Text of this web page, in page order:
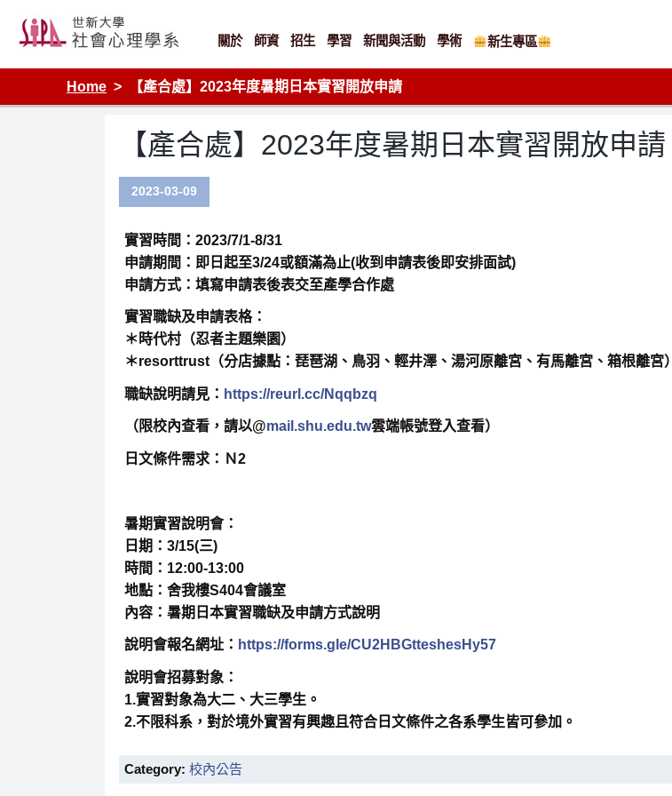
content
關於 師資 招生 學習 新聞與活動 學術 新生專區
Home 【產合處】2023年度暑期日本實習開放申請
【產合處】2023年度暑期日本實習開放申請
2023-03-09
實習時間：2023/7/1-8/31
申請期間：即日起至3/24或額滿為止(收到申請表後即安排面試)
申請方式：填寫申請表後表交至產學合作處
實習職缺及申請表格：
＊時代村（忍者主題樂園）
＊resorttrust（分店據點：琵琶湖、鳥羽、輕井澤、湯河原離宮、有馬離宮、箱根離宮）
職缺說明請見： https://reurl.cc/Nqqbzq
（限校內查看，請以@mail.shu.edu.tw雲端帳號登入查看）
日文條件需求：Ｎ2
暑期實習說明會：
日期：3/15(三)
時間：12:00-13:00
地點：舍我樓S404會議室
內容：暑期日本實習職缺及申請方式說明
說明會報名網址： https://forms.gle/CU2HBGtteshesHy57
說明會招募對象：
1.實習對象為大二、大三學生。
2.不限科系，對於境外實習有興趣且符合日文條件之各系學生皆可參加。
Category: 校內公告